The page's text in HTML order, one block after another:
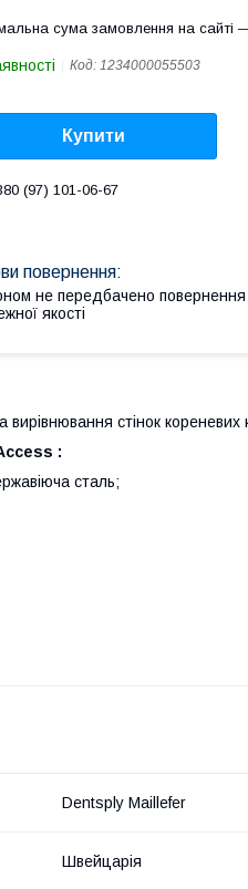
сума замовлення на сайті
Код: 1234000055503
Купити
(97) 101-06-67
не передбачено
якості
стінок кореневих
:
сталь;
Dentsply Maillefer
Швейцарія